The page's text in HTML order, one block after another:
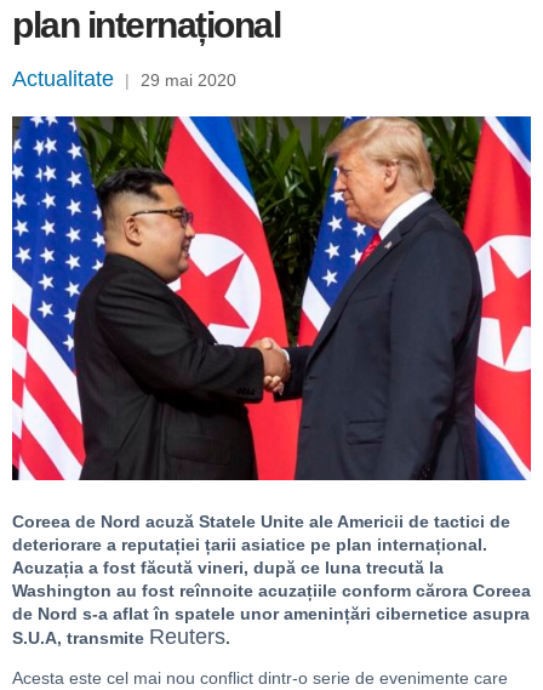
plan internațional
Actualitate | 29 mai 2020
Coreea de Nord acuză Statele Unite ale Americii de tactici de
deteriorare a reputației țarii asiatice pe plan internațional.
Acuzația a fost făcută vineri, după ce luna trecută la
Washington au fost reînnoite acuzațiile conform cărora Coreea
de Nord s-a aflat în spatele unor amenințări cibernetice asupra
S.U.A, transmite Reuters.
Acesta este cel mai nou conflict dintr-o serie de evenimente care